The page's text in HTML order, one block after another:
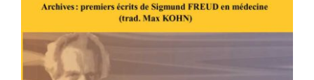
P. FÉDIDA – OEUVRES COMPLÈTES –